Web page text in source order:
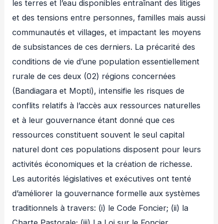
les terres et l’eau disponibles entraînant des litiges
et des tensions entre personnes, familles mais aussi
communautés et villages, et impactant les moyens
de subsistances de ces derniers. La précarité des
conditions de vie d’une population essentiellement
rurale de ces deux (02) régions concernées
(Bandiagara et Mopti), intensifie les risques de
conflits relatifs à l’accès aux ressources naturelles
et à leur gouvernance étant donné que ces
ressources constituent souvent le seul capital
naturel dont ces populations disposent pour leurs
activités économiques et la création de richesse.
Les autorités législatives et exécutives ont tenté
d’améliorer la gouvernance formelle aux systèmes
traditionnels à travers: (i) le Code Foncier; (ii) la